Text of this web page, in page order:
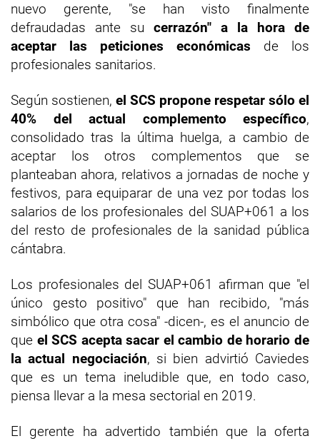
nuevo gerente, "se han visto finalmente
defraudadas ante su cerrazón" a la hora de
aceptar las peticiones económicas de los
profesionales sanitarios.
Según sostienen, el SCS propone respetar sólo el
40% del actual complemento específico,
consolidado tras la última huelga, a cambio de
aceptar los otros complementos que se
planteaban ahora, relativos a jornadas de noche y
festivos, para equiparar de una vez por todas los
salarios de los profesionales del SUAP+061 a los
del resto de profesionales de la sanidad pública
cántabra.
Los profesionales del SUAP+061 afirman que "el
único gesto positivo" que han recibido, "más
simbólico que otra cosa" -dicen-, es el anuncio de
que el SCS acepta sacar el cambio de horario de
la actual negociación, si bien advirtió Caviedes
que es un tema ineludible que, en todo caso,
piensa llevar a la mesa sectorial en 2019.
El gerente ha advertido también que la oferta